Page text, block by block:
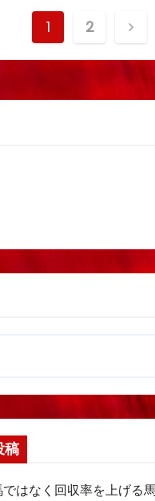
投
稿
の
1 2
稿
はなく回収率を上げる